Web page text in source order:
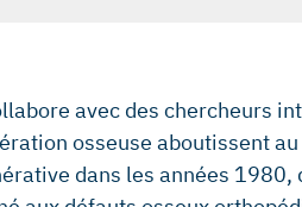
avec des chercheurs
osseuse aboutissent
dans les années 1980,